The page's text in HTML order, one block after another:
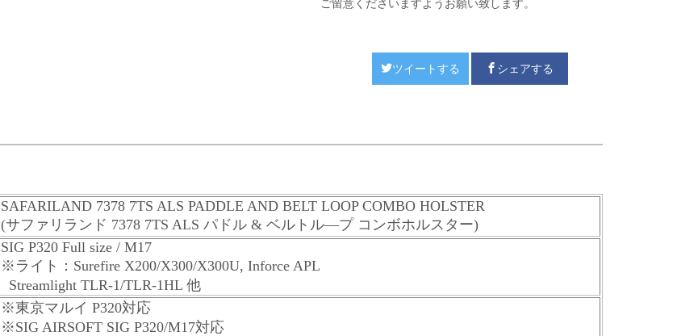
ご留意くださいますようお願い致します。
ツイートする シェアする
SAFARILAND 7378 7TS ALS PADDLE AND BELT LOOP COMBO HOLSTER
(サファリランド 7378 7TS ALS パドル & ベルトル―プ コンボホルスター)
SIG P320 Full size / M17
※ライト：Surefire X200/X300/X300U, Inforce APL
Streamlight TLR-1/TLR-1HL 他
※東京マルイ P320対応
※SIG AIRSOFT SIG P320/M17対応